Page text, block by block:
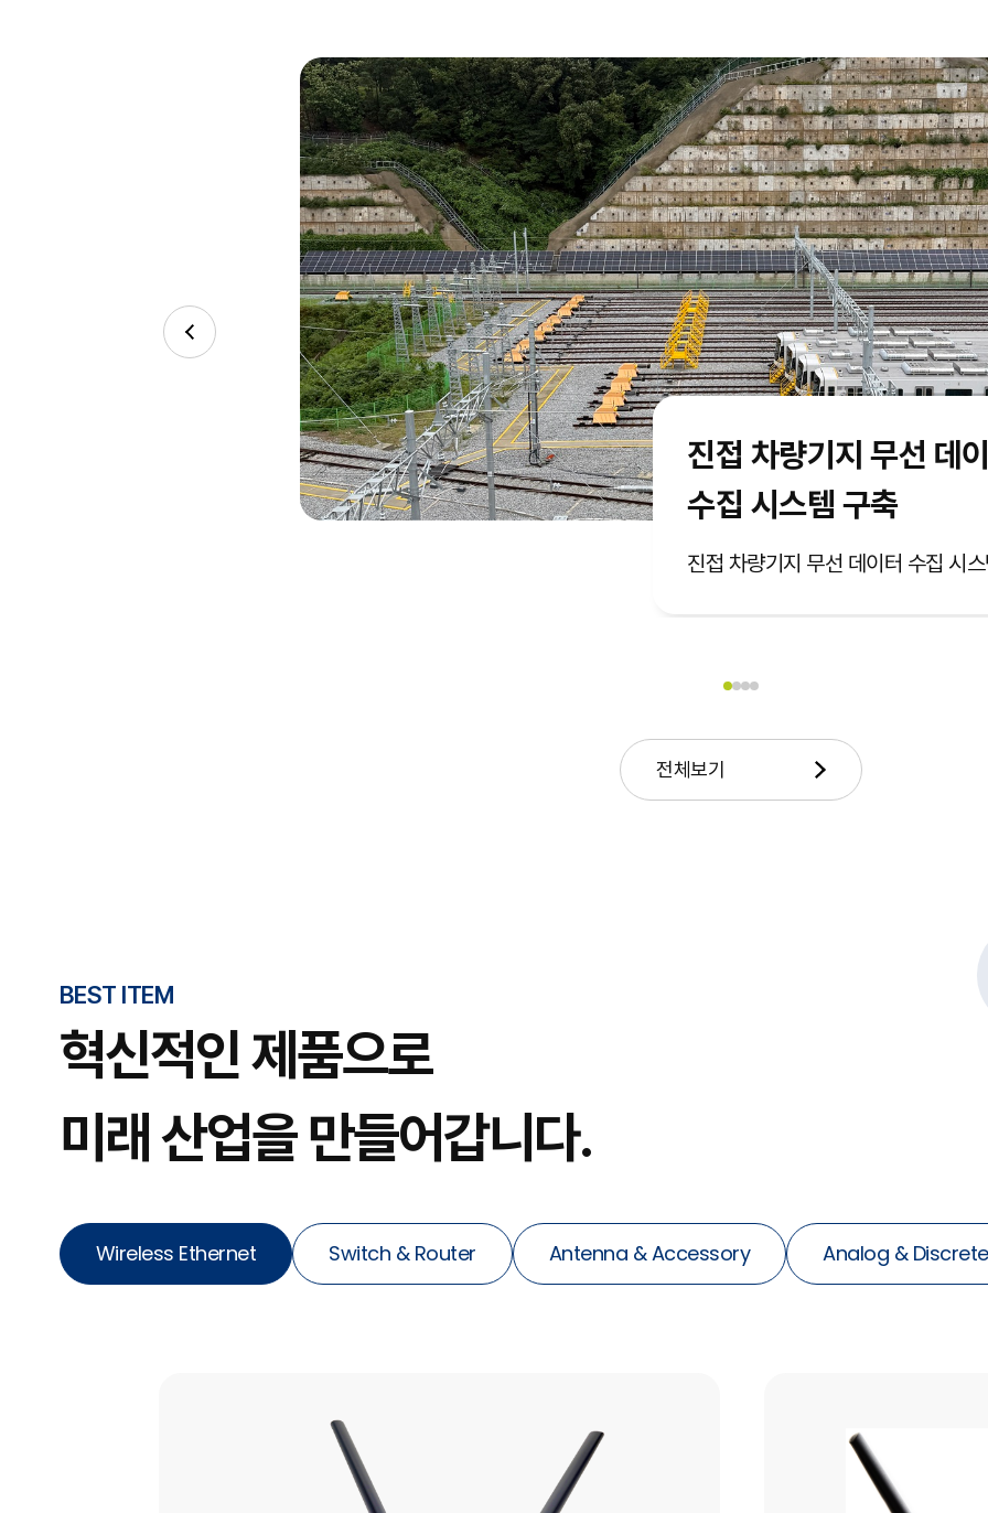
진접 차량기지 무선 데
수집 시스템 구축
진접 차량기지 무선 데이터 수집 시
전체보기
BEST ITEM
혁신적인 제품으로
미래 산업을 만들어갑니다.
Wireless Ethernet Switch & Router Antenna & Accessory Analog &